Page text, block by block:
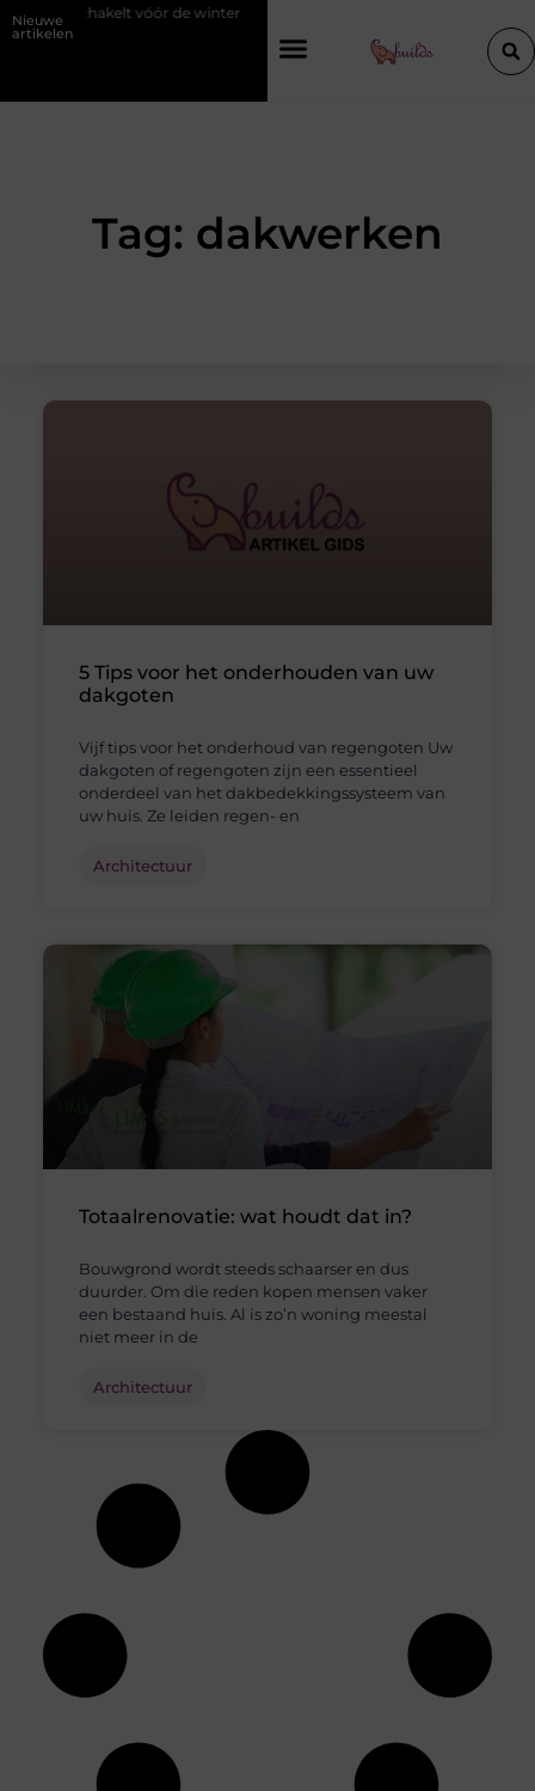
Nieuwe
artikelen
inschakelt vóór de winter
Tag: dakwerken
5 Tips voor het onderhouden van uw
dakgoten
Vijf tips voor het onderhoud van regengoten Uw
dakgoten of regengoten zijn een essentieel
onderdeel van het dakbedekkingssysteem van
uw huis. Ze leiden regen- en
Architectuur
Totaalrenovatie: wat houdt dat in?
Bouwgrond wordt steeds schaarser en dus
duurder. Om die reden kopen mensen vaker
een bestaand huis. Al is zo’n woning meestal
niet meer in de
Architectuur